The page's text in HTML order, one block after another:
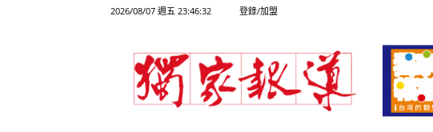
2026/08/07 週五 23:46:32 登錄/加盟
獨
家
報